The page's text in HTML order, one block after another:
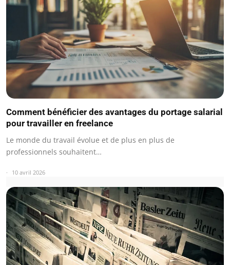
Comment bénéficier des avantages du portage salarial
pour travailler en freelance
Le monde du travail évolue et de plus en plus de
professionnels souhaitent…
10 avril 2026